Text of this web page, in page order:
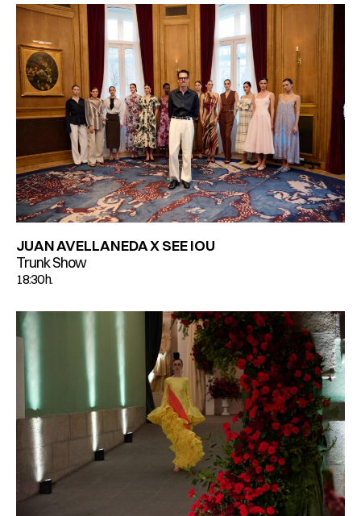
JUAN AVELLANEDA X SEE IOU
Trunk Show
18:30 h.